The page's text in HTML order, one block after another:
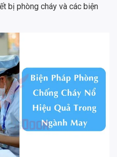
bị phòng cháy và các biện